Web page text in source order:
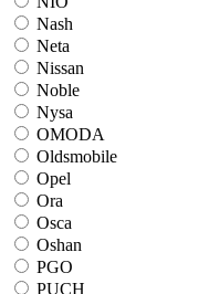
Nash
Neta
Nissan
Noble
Nysa
OMODA
Oldsmobile
Opel
Ora
Osca
Oshan
PGO
PUCH